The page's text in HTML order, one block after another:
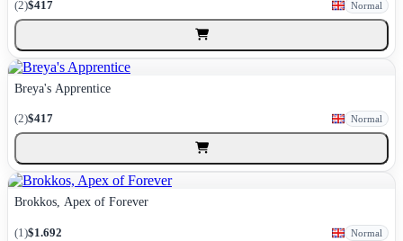
(2)$417 Normal
Breya's Apprentice
(2)$417 Normal
Brokkos, Apex of Forever
(1)$1.692 Normal